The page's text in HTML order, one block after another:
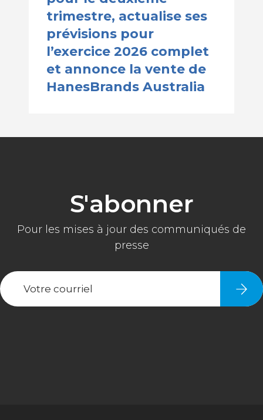
trimestre, actualise ses
prévisions pour
l’exercice 2026 complet
et annonce la vente de
HanesBrands Australia